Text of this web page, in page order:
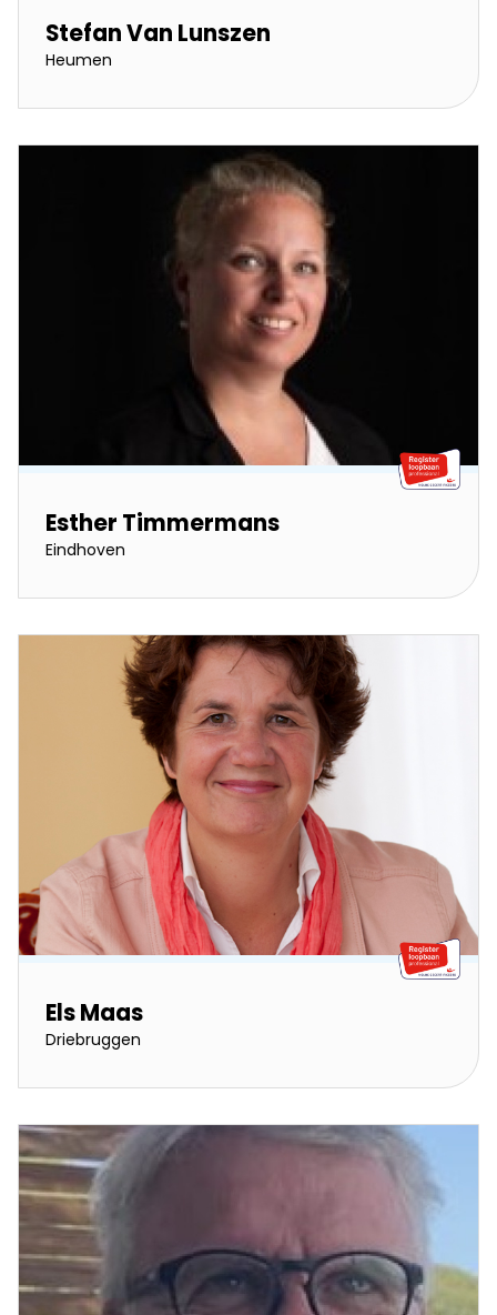
Stefan Van Lunszen
Heumen
Esther Timmermans
Eindhoven
Els Maas
Driebruggen